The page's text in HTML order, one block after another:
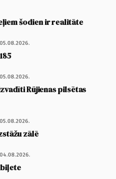
šodien ir realitāte
05.08.2026.
05.08.2026.
Rūjienas pilsētas
05.08.2026.
zālē
04.08.2026.